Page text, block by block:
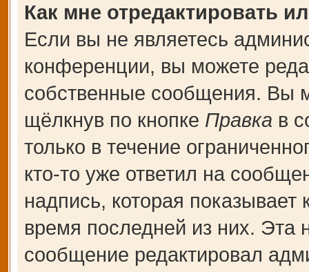
Как мне отредактировать
Если вы не являетесь
конференции, вы можете
собственные сообщения. Вы
щёлкнув по кнопке Правка в
только в течение
кто-то уже ответил на
надпись, которая показывает
время последней из них. Эта
сообщение редактировал